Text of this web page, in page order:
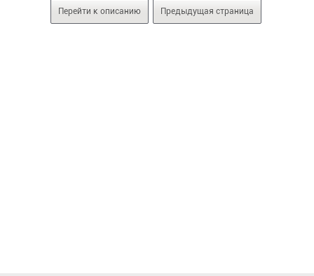
Перейти к описанию Предыдущая страница